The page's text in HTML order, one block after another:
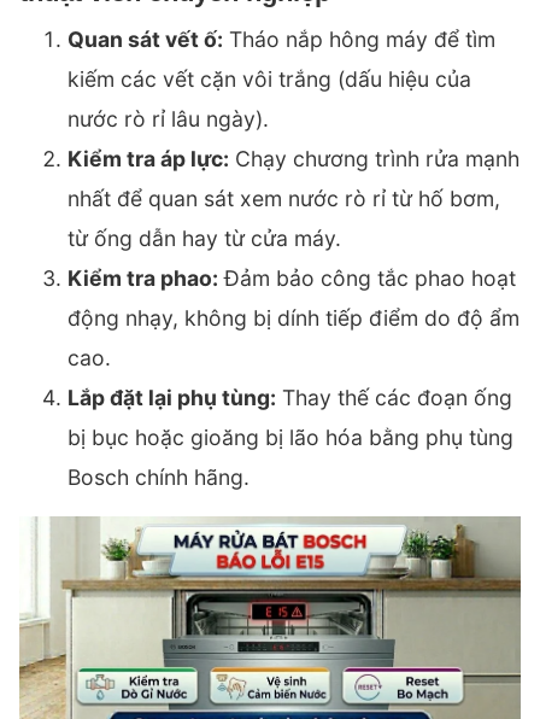
Quan sát vết ố: Tháo nắp hông máy để tìm
kiếm các vết cặn vôi trắng (dấu hiệu của
nước rò rỉ lâu ngày).
Kiểm tra áp lực: Chạy chương trình rửa mạnh
nhất để quan sát xem nước rò rỉ từ hố bơm,
từ ống dẫn hay từ cửa máy.
Kiểm tra phao: Đảm bảo công tắc phao hoạt
động nhạy, không bị dính tiếp điểm do độ ẩm
cao.
Lắp đặt lại phụ tùng: Thay thế các đoạn ống
bị bục hoặc gioăng bị lão hóa bằng phụ tùng
Bosch chính hãng.